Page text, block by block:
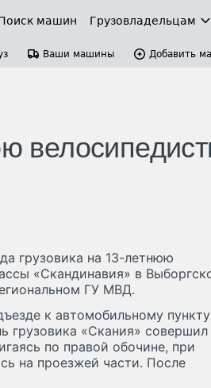
машин Грузовладельцам
Ваши машины Добавить
грузовика на 13-летнюю
«Скандинавия» в
ГУ МВД.
к автомобильному пункту
грузовика «Скания» совершил
по правой обочине, при
на проезжей части. После